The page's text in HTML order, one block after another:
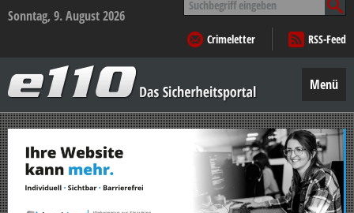
Sonntag, 9. August 2026
nach:
Crimeletter
RSS-Feed
–
Das
Sicherheitsportal
Menü
Zum
Inhalt
springen